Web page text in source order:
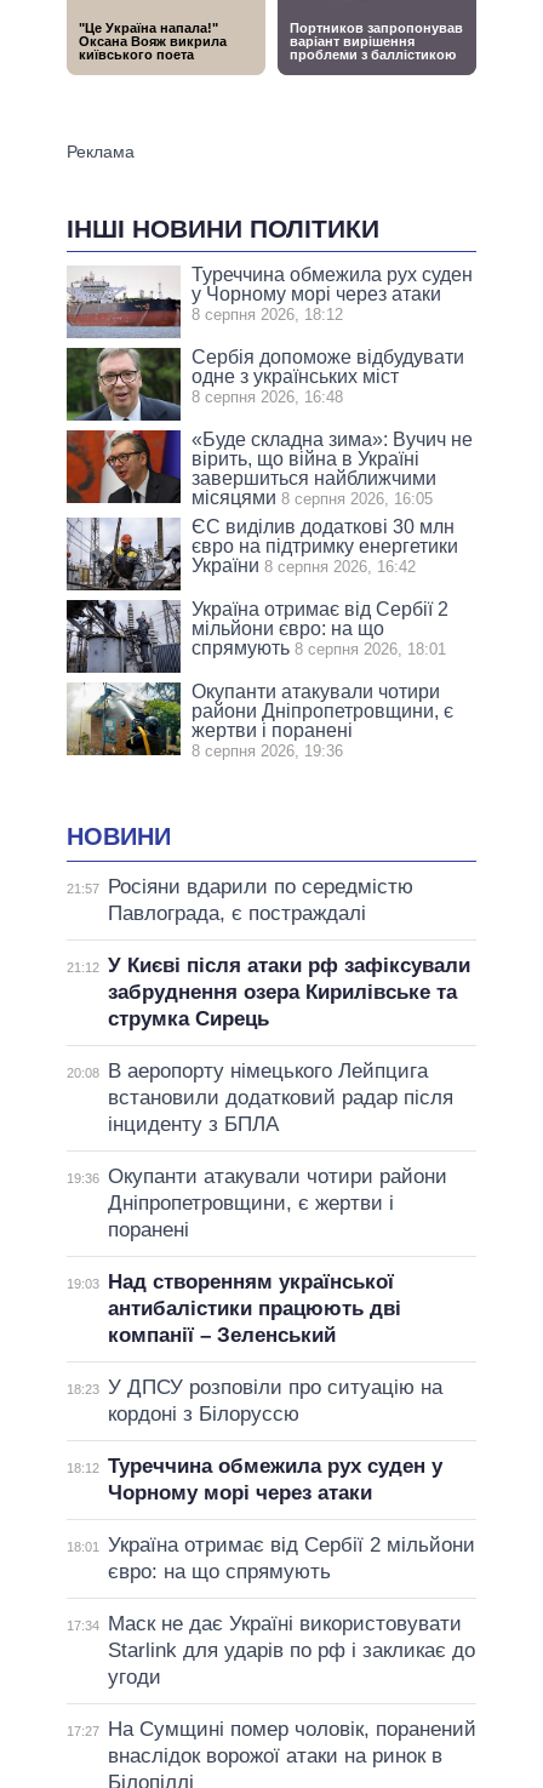
ІНШІ НОВИНИ ПОЛІТИКИ
Туреччина обмежила рух суден
у Чорному морі через атаки
8 серпня 2026, 18:12
Сербія допоможе відбудувати
одне з українських міст
8 серпня 2026, 16:48
«Буде складна зима»: Вучич не
вірить, що війна в Україні
завершиться найближчими
місяцями 8 серпня 2026, 16:05
ЄС виділив додаткові 30 млн
євро на підтримку енергетики
України 8 серпня 2026, 16:42
Україна отримає від Сербії 2
мільйони євро: на що
спрямують 8 серпня 2026, 18:01
Окупанти атакували чотири
райони Дніпропетровщини, є
жертви і поранені
8 серпня 2026, 19:36
НОВИНИ
21:57
Росіяни вдарили по середмістю
Павлограда, є постраждалі
21:12 У Києві після атаки рф зафіксували
забруднення озера Кирилівське та
струмка Сирець
20:08
В аеропорту німецького Лейпцига
встановили додатковий радар після
інциденту з БПЛА
19:36 Окупанти атакували чотири райони
Дніпропетровщини, є жертви і
поранені
19:03
Над створенням української
антибалістики працюють дві
компанії – Зеленський
18:23 У ДПСУ розповіли про ситуацію на
кордоні з Білоруссю
18:12 Туреччина обмежила рух суден у
Чорному морі через атаки
18:01
Україна отримає від Сербії 2 мільйони
євро: на що спрямують
17:34
Маск не дає Україні використовувати
Starlink для ударів по рф і закликає до
угоди
17:27
На Сумщині помер чоловік, поранений
внаслідок ворожої атаки на ринок в
Білопіллі